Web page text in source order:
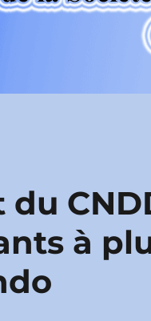
du
à